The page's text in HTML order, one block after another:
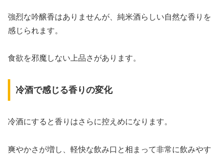
強烈な吟醸香はありませんが、純米酒らしい自然な香りを
感じられます。
食欲を邪魔しない上品さがあります。
冷酒で感じる香りの変化
冷酒にすると香りはさらに控えめになります。
爽やかさが増し、軽快な飲み口と相まって非常に飲みやす